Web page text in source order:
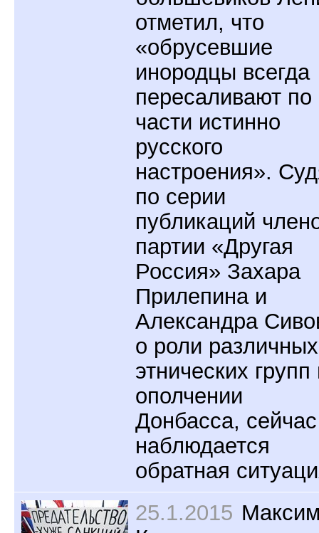
отметил, что
«обрусевшие
инородцы всегда
пересаливают по
части истинно
русского
настроения».
по серии
публикаций
партии «Другая
Россия» Захара
Прилепина и
Александра
о роли различных
этнических групп
ополчении
Донбасса, сейчас
наблюдается
обратная
25.1.2015